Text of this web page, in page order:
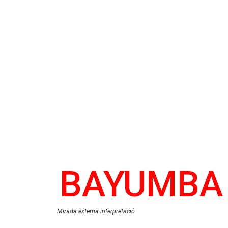
BAYUMBA
Mirada externa interpretació